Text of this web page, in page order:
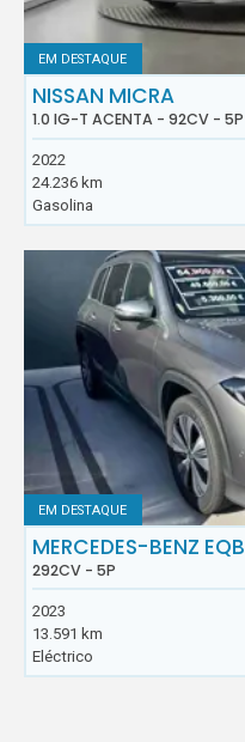
EM DESTAQUE
NISSAN MICRA
1.0 IG-T ACENTA - 92CV - 5P
2022
24.236 km
Gasolina
EM DESTAQUE
MERCEDES-BENZ EQB
292CV - 5P
2023
13.591 km
Eléctrico